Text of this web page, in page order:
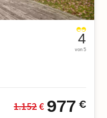
4
von 5
1.152 € 977 €